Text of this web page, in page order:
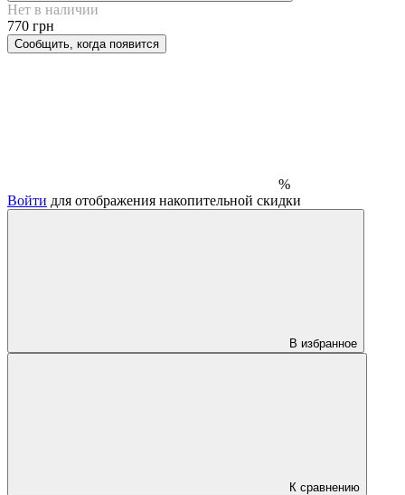
Нет в наличии
770 грн
Сообщить, когда появится
%
Войти для отображения накопительной скидки
В избранное
К сравнению